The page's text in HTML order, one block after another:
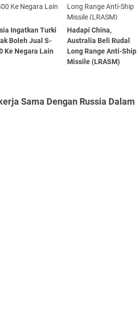
Ingatkan Turki
Boleh Jual S-
Ke Negara Lain
Hadapi China,
Australia Beli Rudal
Long Range Anti-Ship
Missile (LRASM)
Sama Dengan Russia Dalam